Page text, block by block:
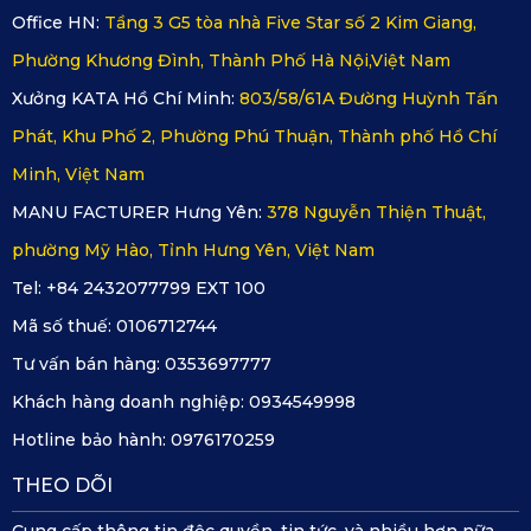
2008–2015
Pajero
7 ✅ Có ✅ Có
✅
lưng
hàng
✅
2016–2021
Sport
Office HN: Tầng 3 G5 tòa nhà Five Star số 2 Kim Giang,
Phường Khương Đình, Thành Phố Hà Nội,Việt Nam
Xưởng KATA Hồ Chí Minh: 803/58/61A Đường Huỳnh Tấn
Phát, Khu Phố 2, Phường Phú Thuận, Thành phố Hồ Chí
Minh, Việt Nam
MANU FACTURER Hưng Yên: 378 Nguyễn Thiện Thuật,
phường Mỹ Hào, Tỉnh Hưng Yên, Việt Nam
Tel: +84 2432077799 EXT 100
Mã số thuế: 0106712744
Tư vấn bán hàng: 0353697777
Khách hàng doanh nghiệp: 0934549998
Hotline bảo hành: 0976170259
THEO DÕI